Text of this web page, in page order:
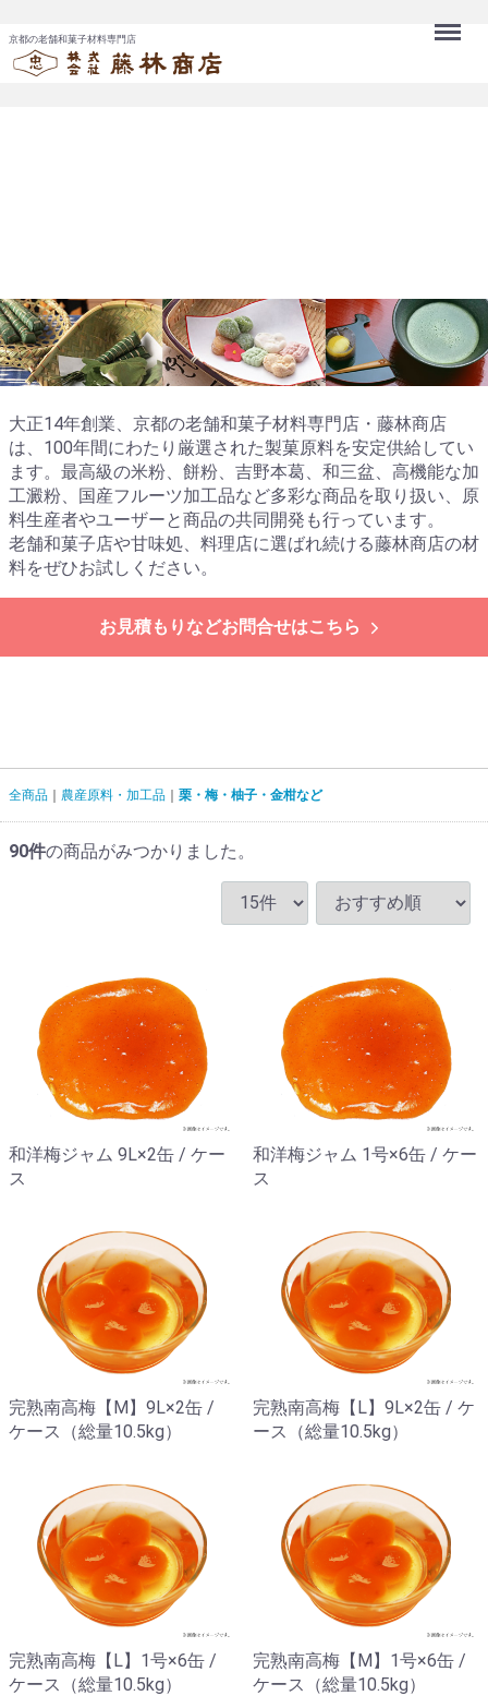
京都の老舗和菓子材料専門店
Menu
大正14年創業、京都の老舗和菓子材料専門店・藤林商店
は、100年間にわたり厳選された製菓原料を安定供給してい
ます。最高級の米粉、餅粉、吉野本葛、和三盆、高機能な加
工澱粉、国産フルーツ加工品など多彩な商品を取り扱い、原
料生産者やユーザーと商品の共同開発も行っています。
老舗和菓子店や甘味処、料理店に選ばれ続ける藤林商店の材
料をぜひお試しください。
お見積もりなどお問合せはこちら
全商品 農産原料・加工品 栗・梅・柚子・金柑など
90件の商品がみつかりました。
和洋梅ジャム 9L×2缶 / ケー
ス
和洋梅ジャム 1号×6缶 / ケー
ス
完熟南高梅【M】9L×2缶 /
ケース（総量10.5kg）
完熟南高梅【L】9L×2缶 / ケ
ース（総量10.5kg）
完熟南高梅【L】1号×6缶 /
ケース（総量10.5kg）
完熟南高梅【M】1号×6缶 /
ケース（総量10.5kg）